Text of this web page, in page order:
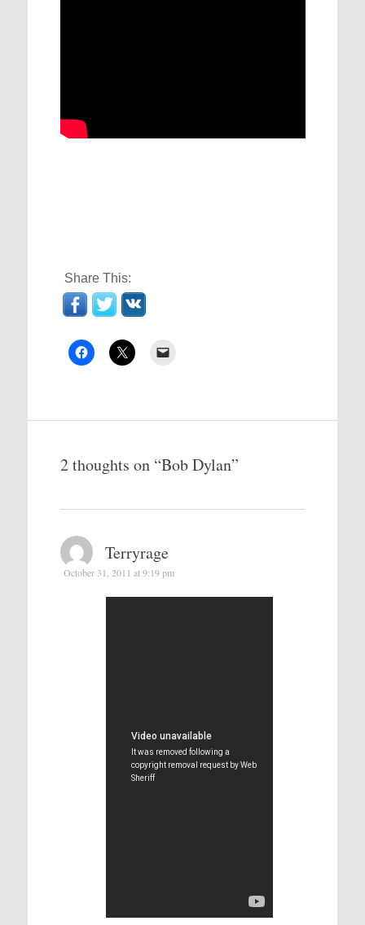
Share This:
2 thoughts on “Bob Dylan”
Terryrage
October 31, 2011 at 9:19 pm